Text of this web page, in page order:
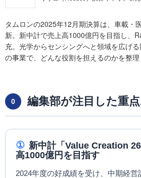
タムロンの2025年12月期決算は、車載・
新。新中計で売上高1000億円を目指し、
充。光学からセンシングへと領域を広げ
の事業で、どんな役割を担えるのかを整理
0 編集部が注目した重
① 新中計「Value Creation
高1000億円を目指す
2024年度の好成績を受け、中期経営